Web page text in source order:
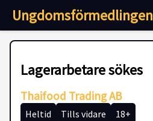
Ungdomsförmedlingen
Lagerarbetare sökes
Thaifood Trading AB
Heltid Tills vidare
18+